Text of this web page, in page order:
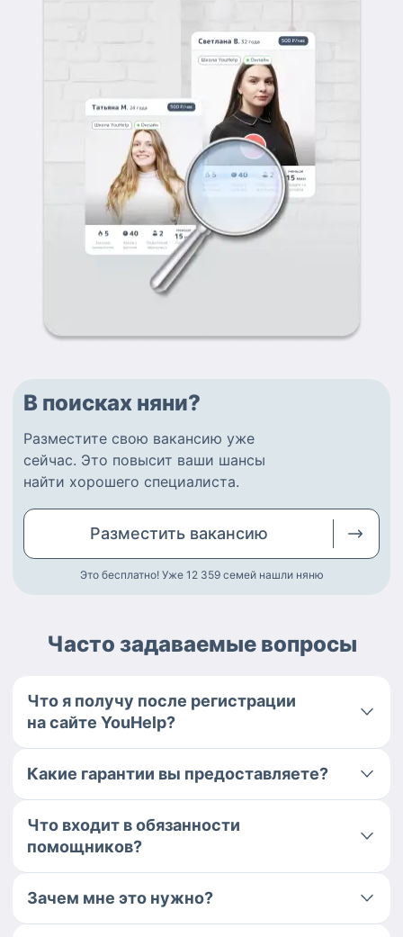
В поисках няни?
Разместите свою вакансию уже
сейчас. Это повысит ваши шансы
найти хорошего специалиста.
Разместить вакансию
Это бесплатно! Уже 12 359 семей нашли няню
Часто задаваемые вопросы
Что я получу после регистрации
на сайте YouHelp?
Какие гарантии вы предоставляете?
Что входит в обязанности
помощников?
Зачем мне это нужно?